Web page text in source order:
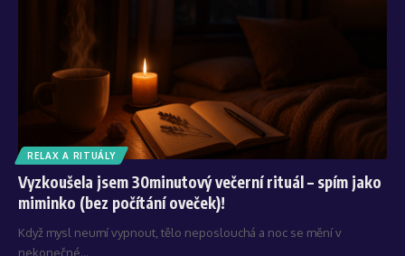
RELAX A RITUÁLY
Vyzkoušela jsem 30minutový večerní rituál – spím jako
miminko (bez počítání oveček)!
Když mysl neumí vypnout, tělo neposlouchá a noc se mění v
nekonečné…